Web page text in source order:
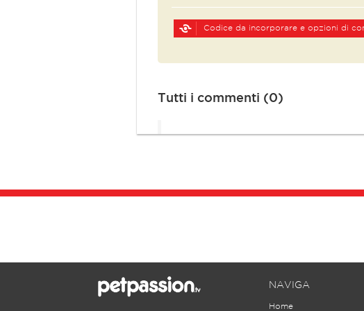
Codice da incorporare e opzioni di
Tutti i commenti (0)
NAVIGA
Home